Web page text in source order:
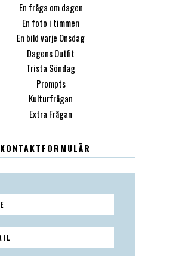
En fråga om dagen
En foto i timmen
En bild varje Onsdag
Dagens Outfit
Trista Söndag
Prompts
Kulturfrågan
Extra Frågan
KONTAKTFORMULÄR